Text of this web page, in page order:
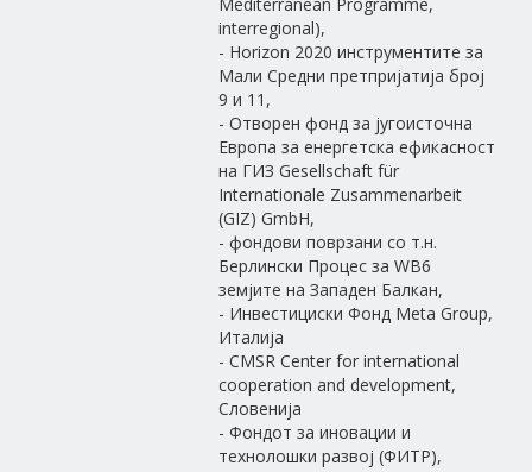
interregional),
- Horizon 2020 инструментите за
Мали Средни претпријатија број
9 и 11,
- Отворен фонд за југоисточна
Европа за енергетска ефикасност
на ГИЗ Gesellschaft für
Internationale Zusammenarbeit
(GIZ) GmbH,
- фондови поврзани со т.н.
Берлински Процес за WB6
земјите на Западен Балкан,
- Инвестициски Фонд Meta Group,
Италија
- CMSR Center for international
cooperation and development,
Словенија
- Фондот за иновации и
технолошки развој (ФИТР),